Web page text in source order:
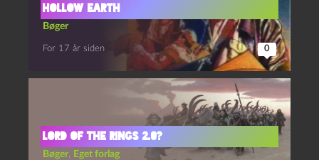
Hollow Earth
Bøger
For 17 år siden 0
LORD OF THE RINGS 2.0?
Bøger, Eget forlag